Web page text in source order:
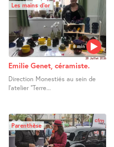
8 min
Les mains d’or
28 Juillet 2026
Emilie Genet, céramiste.
Direction Monestiés au sein de
l’atelier "Terre...
Parenthèse